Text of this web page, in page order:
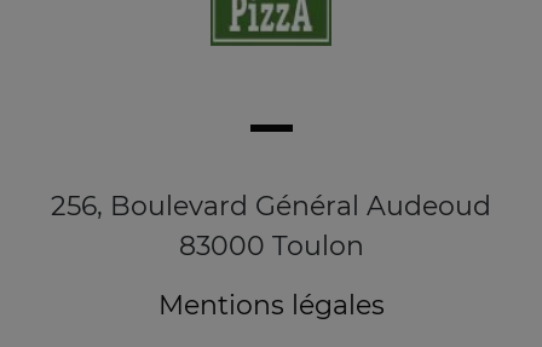
256, Boulevard Général Audeoud
83000 Toulon
Mentions légales